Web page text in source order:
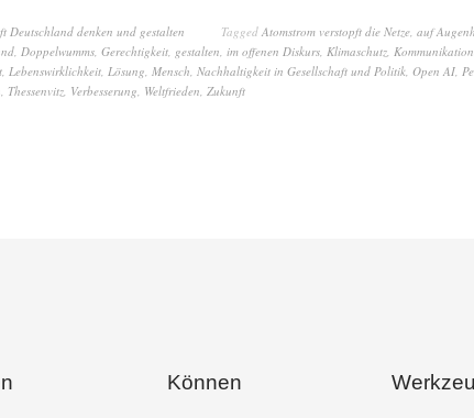
Deutschland denken und gestalten Tagged Atomstrom verstopft die Netze, auf
, Doppelwumms, Gerechtigkeit, gestalten, im offenen Diskurs, Klimaschutz, Kommunikation
, Lebenswirklichkeit, Lösung, Mensch, Nachhaltigkeit in Gesellschaft und Politik, Open AI,
, Thessenvitz, Verbesserung, Weltfrieden, Zukunft
Können